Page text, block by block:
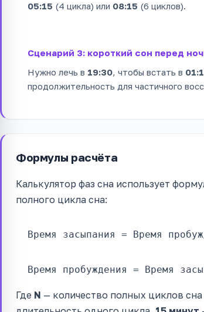
05:15 (4 цикла) или 08:15 (6 циклов).
Сценарий 3: короткий сон перед
Нужно лечь в 19:30, чтобы встать в
продолжительность для частичного
Формулы расчёта
Калькулятор фаз сна использует
полного цикла сна:
Время засыпания = Время
Время пробуждения = Время
Где N — количество полных циклов